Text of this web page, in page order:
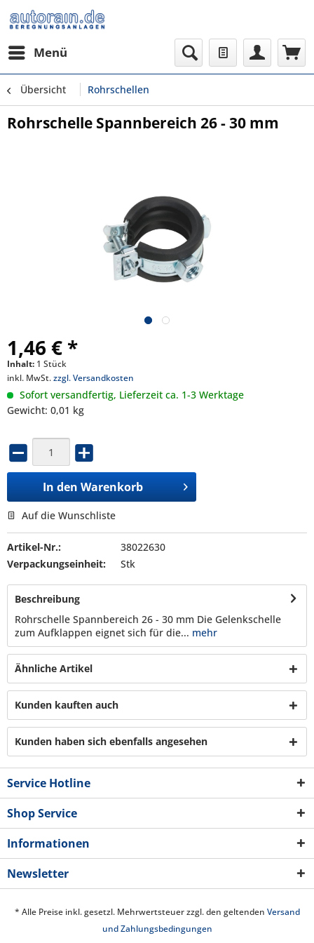
Menü
Übersicht Rohrschellen
Rohrschelle Spannbereich 26 - 30 mm
1,46 € *
Inhalt: 1 Stück
inkl. MwSt.zzgl. Versandkosten
Sofort versandfertig, Lieferzeit ca. 1-3 Werktage
Gewicht: 0,01 kg
In den Warenkorb
Auf die Wunschliste
Artikel-Nr.:
38022630
Verpackungseinheit:
Stk
Beschreibung
Rohrschelle Spannbereich 26 - 30 mm Die Gelenkschelle
zum Aufklappen eignet sich für die... mehr
Ähnliche Artikel
Kunden kauften auch
Kunden haben sich ebenfalls angesehen
Service Hotline
Shop Service
Informationen
Newsletter
* Alle Preise inkl. gesetzl. Mehrwertsteuer zzgl. den geltenden Versand
und Zahlungsbedingungen